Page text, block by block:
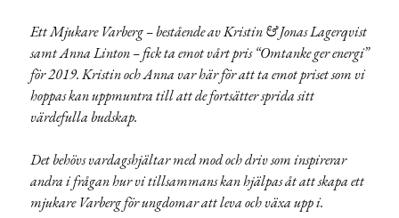
Ett Mjukare Varberg – bestående av Kristin & Jonas Lagerqvist
samt Anna Linton – fick ta emot vårt pris “Omtanke ger energi”
för 2019. Kristin och Anna var här för att ta emot priset som vi
hoppas kan uppmuntra till att de fortsätter sprida sitt
värdefulla budskap.
Det behövs vardagshjältar med mod och driv som inspirerar
andra i frågan hur vi tillsammans kan hjälpas åt att skapa ett
mjukare Varberg för ungdomar att leva och växa upp i.